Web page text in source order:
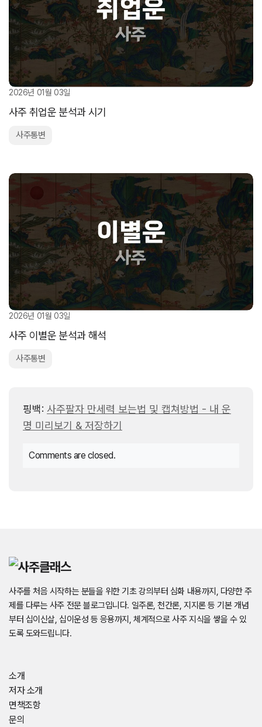
2026년 01월 03일
사주 취업운 분석과 시기
사주통변
2026년 01월 03일
사주 이별운 분석과 해석
사주통변
핑백: 사주팔자 만세력 보는법 및 캡쳐방법 - 내 운
명 미리보기 & 저장하기
Comments are closed.
사주를 처음 시작하는 분들을 위한 기초 강의부터 심화 내용까지, 다양한 주
제를 다루는 사주 전문 블로그입니다. 일주론, 천간론, 지지론 등 기본 개념
부터 십이신살, 십이운성 등 응용까지, 체계적으로 사주 지식을 쌓을 수 있
도록 도와드립니다.
소개
저자 소개
면책조항
문의